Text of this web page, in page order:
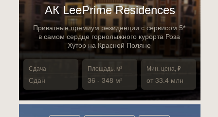
от 33.4 млн
Мин. цена, ₽
36 - 348 м²
Площадь, м²
Сдан
Сдача
Приватные премиум резиденции с сервисом 5*
в самом сердце горнолыжного курорта Роза
Хутор на Красной Поляне
АК LeePrime Residences